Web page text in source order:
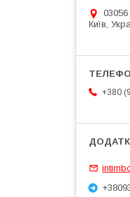
03056
Київ,
+380